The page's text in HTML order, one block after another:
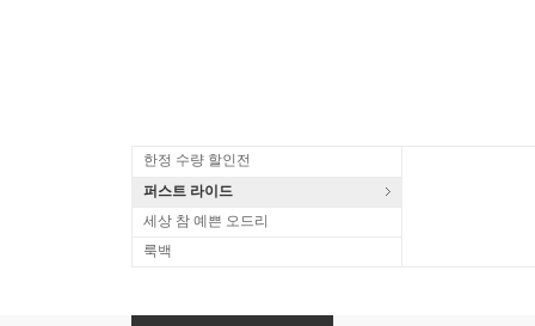
한정 수량 할인전
퍼스트 라이드
세상 참 예쁜 오드리
룩백